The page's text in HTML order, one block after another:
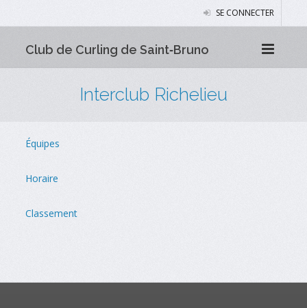
SE CONNECTER
Club de Curling de Saint‑Bruno
Interclub Richelieu
Équipes
Horaire
Classement